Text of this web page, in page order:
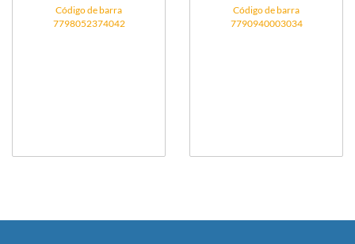
Código de barra
7798052374042
Código de barra
7790940003034